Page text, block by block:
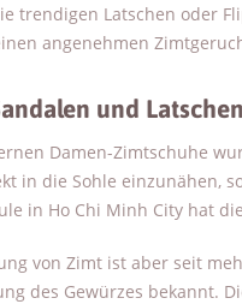
trendigen Latschen oder
angenehmen
und
Damen-Zimtschuhe
in die Sohle einzunähen,
in Ho Chi Minh City hat
von Zimt ist aber seit
des Gewürzes bekannt.